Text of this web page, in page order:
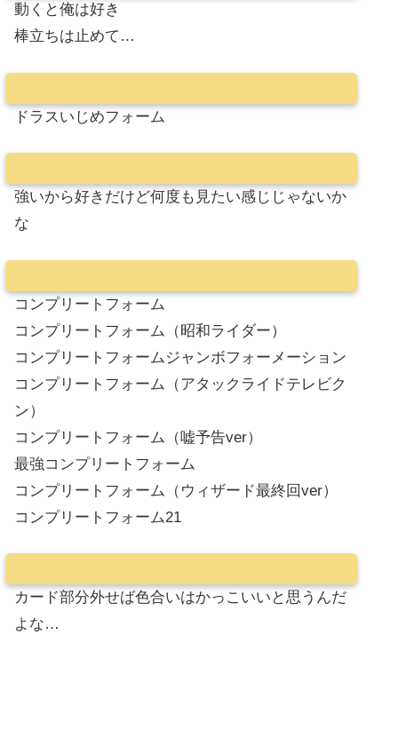
動くと俺は好き
棒立ちは止めて…
ドラスいじめフォーム
強いから好きだけど何度も見たい感じじゃないか
な
コンプリートフォーム
コンプリートフォーム（昭和ライダー）
コンプリートフォームジャンボフォーメーション
コンプリートフォーム（アタックライドテレビク
ン）
コンプリートフォーム（嘘予告ver）
最強コンプリートフォーム
コンプリートフォーム（ウィザード最終回ver）
コンプリートフォーム21
カード部分外せば色合いはかっこいいと思うんだ
よな…